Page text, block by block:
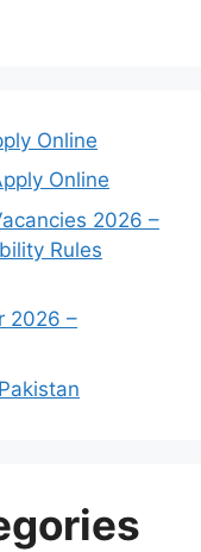
Online
Online
2026 –
Rules
2026 –